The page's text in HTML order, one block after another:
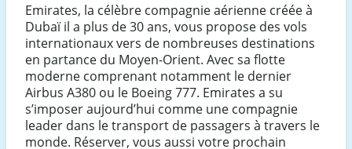
Emirates, la célèbre compagnie aérienne créée à
Dubaï il a plus de 30 ans, vous propose des vols
internationaux vers de nombreuses destinations
en partance du Moyen-Orient. Avec sa flotte
moderne comprenant notamment le dernier
Airbus A380 ou le Boeing 777. Emirates a su
s’imposer aujourd’hui comme une compagnie
leader dans le transport de passagers à travers le
monde. Réserver, vous aussi votre prochain